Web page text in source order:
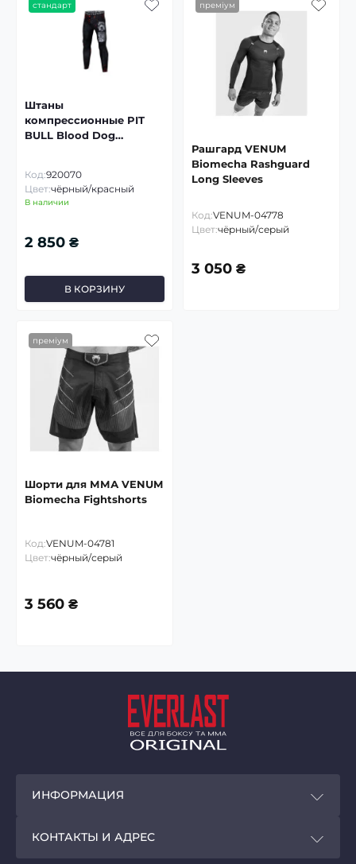
стандарт
Штаны
компрессионные PIT
BULL Blood Dog
Код:920070
Цвет:чёрный/красный
В наличии
2 850 ₴
В КОРЗИНУ
преміум
Рашгард VENUM
Biomecha Rashguard
Long Sleeves
Код:VENUM-04778
Цвет:чёрный/серый
3 050 ₴
преміум
Шорти для ММА VENUM
Biomecha Fightshorts
Код:VENUM-04781
Цвет:чёрный/серый
3 560 ₴
ИНФОРМАЦИЯ
КОНТАКТЫ И АДРЕС